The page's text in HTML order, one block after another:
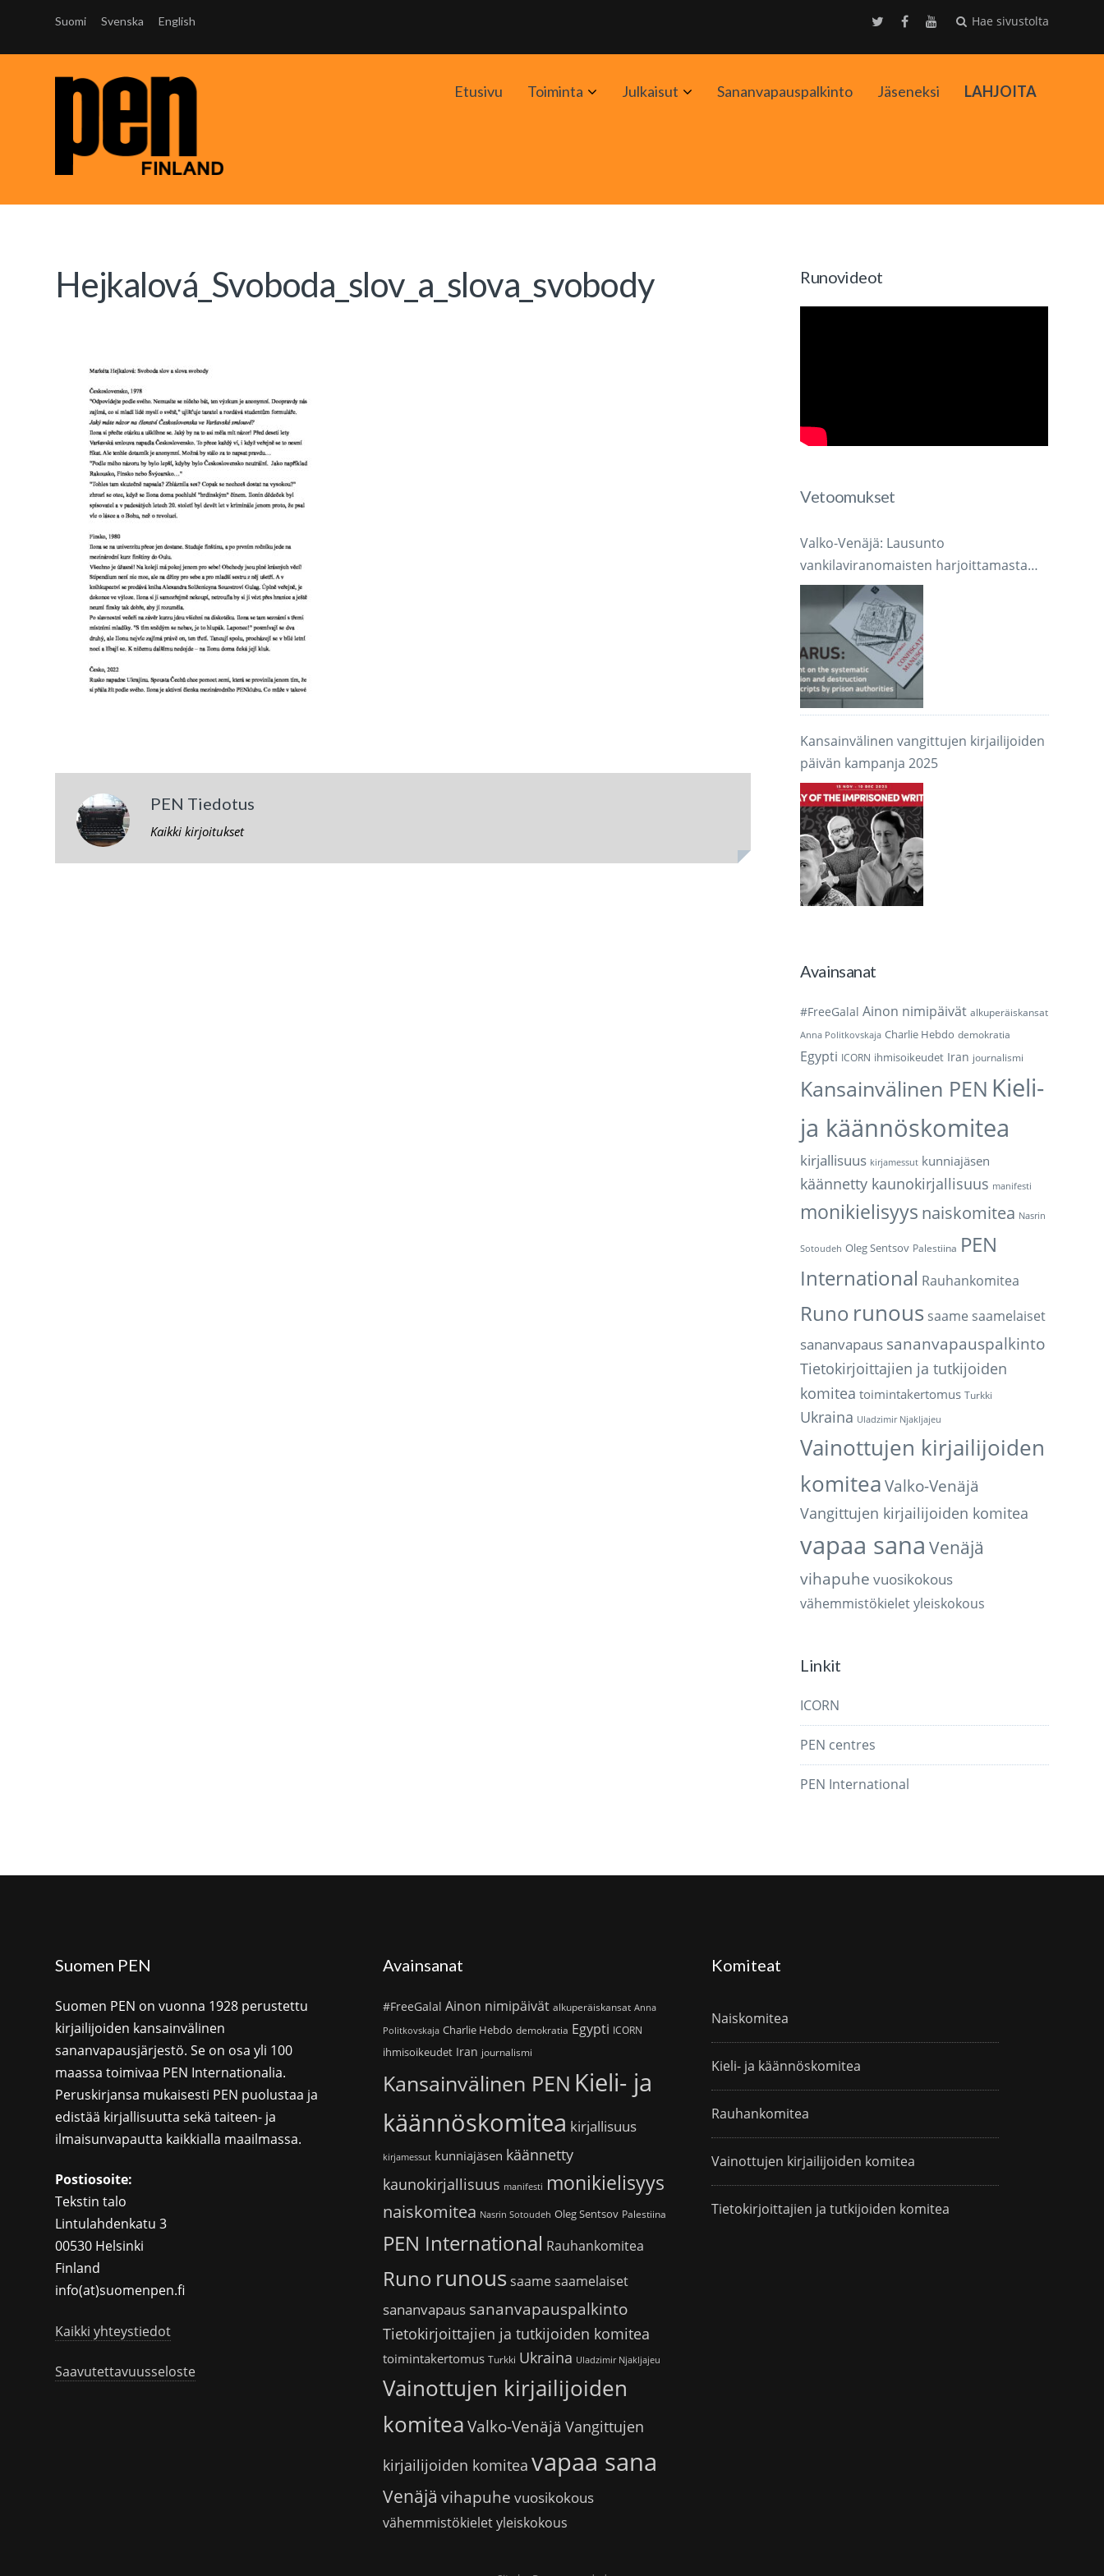
Suomi Svenska English Hae sivustolta
Etusivu Toiminta AvaaJulkaisut AvaaSananvapauspalkinto Jäseneksi LAHJOITA
Hejkalová_Svoboda_slov_a_slova_svobody
PEN Tiedotus
Kaikki kirjoitukset
Runovideot
Vetoomukset
Valko-Venäjä: Lausunto
vankilaviranomaisten harjoittamasta
järjestelmällisestä käsikirjoitusten
takavarikoinnista ja tuhoamisesta
Kansainvälinen vangittujen kirjailijoiden
päivän kampanja 2025
Avainsanat
#FreeGalal Ainon nimipäivät alkuperäiskansat
Anna Politkovskaja Charlie Hebdo demokratia
Egypti ICORN ihmisoikeudet Iran journalismi
Kansainvälinen PEN Kieli-
ja käännöskomitea
kirjallisuus kirjamessut kunniajäsen
käännetty kaunokirjallisuus manifesti
monikielisyys naiskomitea Nasrin
Sotoudeh Oleg Sentsov Palestiina PEN
International Rauhankomitea
Runo runous saame saamelaiset
sananvapaus sananvapauspalkinto
Tietokirjoittajien ja tutkijoiden
komitea toimintakertomus Turkki
Ukraina Uladzimir Njakljajeu
Vainottujen kirjailijoiden
komitea Valko-Venäjä
Vangittujen kirjailijoiden komitea
vapaa sana Venäjä
vihapuhe vuosikokous
vähemmistökieletyleiskokous
Linkit
ICORN
PEN centres
PEN International
Suomen PEN
Suomen PEN on vuonna 1928 perustettu
kirjailijoiden kansainvälinen
sananvapausjärjestö. Se on osa yli 100
maassa toimivaa PEN Internationalia.
Peruskirjansa mukaisesti PEN puolustaa ja
edistää kirjallisuutta sekä taiteen- ja
ilmaisunvapautta kaikkialla maailmassa.
Postiosoite:
Tekstin talo
Lintulahdenkatu 3
00530 Helsinki
Finland
info(at)suomenpen.fi
Kaikki yhteystiedot
Saavutettavuusseloste
Avainsanat
#FreeGalal Ainon nimipäivät alkuperäiskansat Anna
Politkovskaja Charlie Hebdo demokratia Egypti ICORN
ihmisoikeudet Iran journalismi
Kansainvälinen PEN Kieli- ja
käännöskomitea kirjallisuus
kirjamessut kunniajäsen käännetty
kaunokirjallisuus manifesti monikielisyys
naiskomitea Nasrin Sotoudeh Oleg Sentsov Palestiina
PEN International Rauhankomitea
Runo runoussaamesaamelaiset
sananvapaus sananvapauspalkinto
Tietokirjoittajien ja tutkijoiden komitea
toimintakertomus Turkki Ukraina Uladzimir Njakljajeu
Vainottujen kirjailijoiden
komitea Valko-Venäjä Vangittujen
kirjailijoiden komitea vapaa sana
Venäjä vihapuhe vuosikokous
vähemmistökieletyleiskokous
Komiteat
Naiskomitea
Kieli- ja käännöskomitea
Rauhankomitea
Vainottujen kirjailijoiden komitea
Tietokirjoittajien ja tutkijoiden komitea